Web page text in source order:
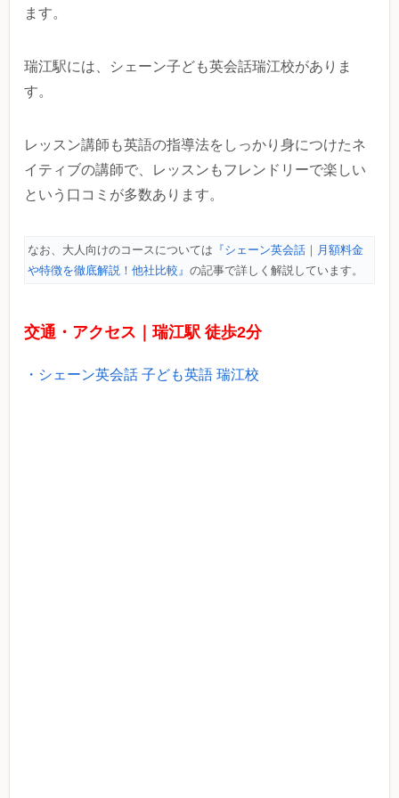
ます。
瑞江駅には、シェーン子ども英会話瑞江校がありま
す。
レッスン講師も英語の指導法をしっかり身につけたネ
イティブの講師で、レッスンもフレンドリーで楽しい
という口コミが多数あります。
なお、大人向けのコースについては 『シェーン英会話｜月額料金
や特徴を徹底解説！他社比較』 の記事で詳しく解説しています。
交通・アクセス｜瑞江駅 徒歩2分
・シェーン英会話 子ども英語 瑞江校